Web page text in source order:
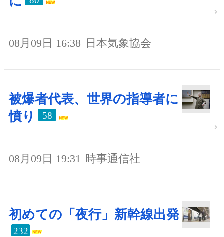
08月09日 16:38 日本気象協会
被爆者代表、世界の指導者に
憤り
58
08月09日 19:31 時事通信社
初めての「夜行」新幹線出発
232